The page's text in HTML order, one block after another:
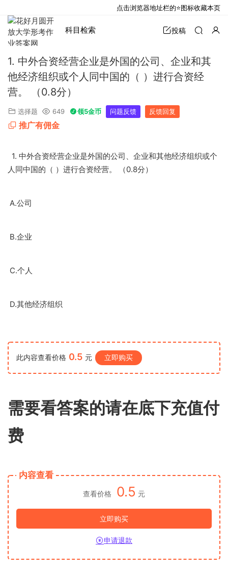
科目检索 投稿
1. 中外合资经营企业是外国的公司、企业和其
他经济组织或个人同中国的（ ）进行合资经
营。 （0.8分）
选择题 649 领5金币 问题反馈 反馈回复
推广有佣金
1. 中外合资经营企业是外国的公司、企业和其他经济组织或个
人同中国的（ ）进行合资经营。 （0.8分）
A.公司
B.企业
C.个人
D.其他经济组织
此内容查看价格 0.5 元 立即购买
需要看答案的请在底下充值付
费
内容查看
查看价格 0.5 元
立即购买
申请退款
点击浏览器地址栏的⭐图标收藏本页